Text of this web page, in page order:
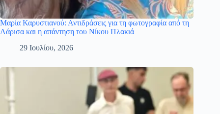
Μαρία Καρυστιανού: Αντιδράσεις για τη φωτογραφία από τη
Λάρισα και η απάντηση του Νίκου Πλακιά
29 Ιουλίου, 2026